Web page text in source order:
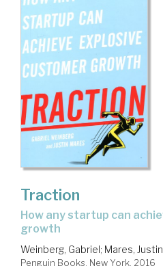
Traction
how any startup can achieve explosive customer
growth
Weinberg, Gabriel; Mares, Justin
Penguin Books. New York, 2016